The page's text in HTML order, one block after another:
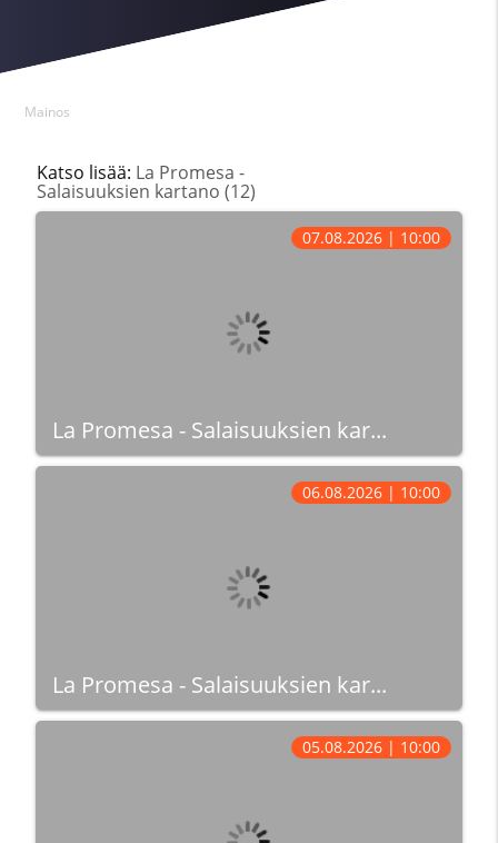
Mainos
Katso lisää: La Promesa -
Salaisuuksien kartano (12)
La Promesa - Salaisuuksien kar...
07.08.2026 | 10:00
La Promesa - Salaisuuksien kar...
06.08.2026 | 10:00
05.08.2026 | 10:00